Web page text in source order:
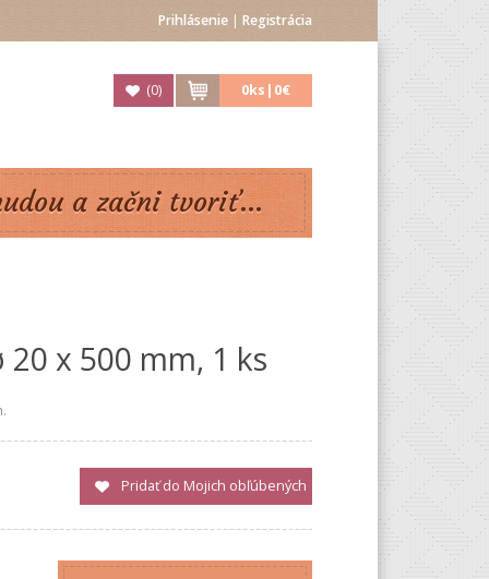
Prihlásenie | Registrácia
(0) 0ks| 0€
a začni tvoriť...
x 500 mm, 1 ks
Pridať do Mojich obľúbených